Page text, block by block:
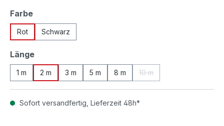
Farbeauswählen
Rot Schwarz
Längeauswählen
1 m 2 m 3 m 5 m 8 m 10 m
Sofort versandfertig, Lieferzeit 48h*